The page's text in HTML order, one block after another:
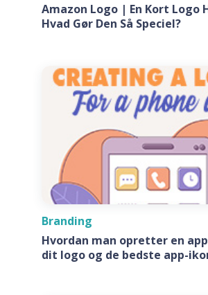
Amazon Logo | En Kort Logo
Hvad Gør Den Så Speciel?
Branding
Hvordan man opretter en
dit logo og de bedste app-